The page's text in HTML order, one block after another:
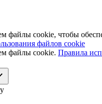
файлы cookie, чтобы
файлов cookie
файлы cookie. Правила